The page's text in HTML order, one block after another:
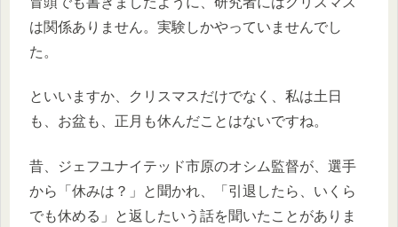
は関係ありません。実験しかやっていませんでし
た。
といいますか、クリスマスだけでなく、私は土日
も、お盆も、正月も休んだことはないですね。
昔、ジェフユナイテッド市原のオシム監督が、選手
から「休みは？」と聞かれ、「引退したら、いくら
でも休める」と返したいう話を聞いたことがありま